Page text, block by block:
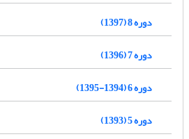
دوره 8 (1397)
دوره 7 (1396)
دوره 6 (1394-1395)
دوره 5 (1393)